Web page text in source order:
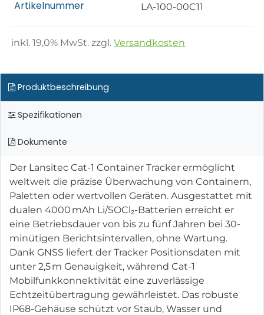
Artikelnummer LA-100-00C11
inkl.19,0% MwSt. zzgl.Versandkosten
Produktbeschreibung
Spezifikationen
Dokumente
Der Lansitec Cat-1 Container Tracker ermöglicht
weltweit die präzise Überwachung von Containern,
Paletten oder wertvollen Geräten. Ausgestattet mit
dualen 4000 mAh Li/SOCl₂-Batterien erreicht er
eine Betriebsdauer von bis zu fünf Jahren bei 30-
minütigen Berichtsintervallen, ohne Wartung.
Dank GNSS liefert der Tracker Positionsdaten mit
unter 2,5 m Genauigkeit, während Cat-1
Mobilfunkkonnektivität eine zuverlässige
Echtzeitübertragung gewährleistet. Das robuste
IP68-Gehäuse schützt vor Staub, Wasser und